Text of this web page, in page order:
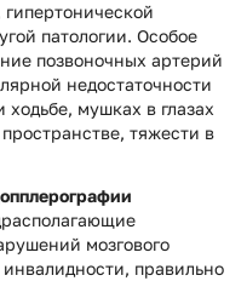
патологии. Особое
позвоночных артерий
недостаточности
мушках в глазах
тяжести в
мозгового
правильно